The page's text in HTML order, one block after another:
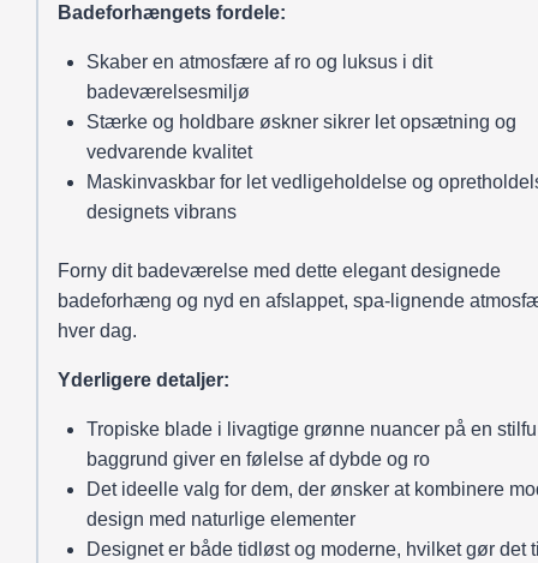
Badeforhængets fordele:
Skaber en atmosfære af ro og luksus i dit
badeværelsesmiljø
Stærke og holdbare øskner sikrer let opsætning og
vedvarende kvalitet
Maskinvaskbar for let vedligeholdelse og
designets vibrans
Forny dit badeværelse med dette elegant designede
badeforhæng og nyd en afslappet, spa-lignende
hver dag.
Yderligere detaljer:
Tropiske blade i livagtige grønne nuancer på en
baggrund giver en følelse af dybde og ro
Det ideelle valg for dem, der ønsker at kombinere
design med naturlige elementer
Designet er både tidløst og moderne, hvilket gør det